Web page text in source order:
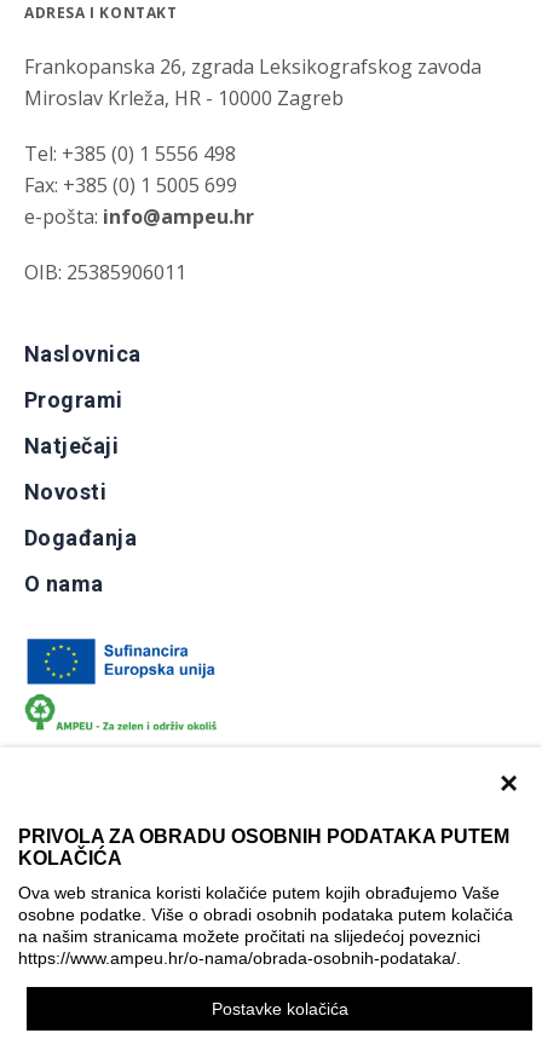
×
PRIVOLA ZA OBRADU OSOBNIH PODATAKA PUTEM
KOLAČIĆA
Ova web stranica koristi kolačiće putem kojih obrađujemo Vaše
osobne podatke. Više o obradi osobnih podataka putem kolačića
na našim stranicama možete pročitati na slijedećoj poveznici
https://www.ampeu.hr/o-nama/obrada-osobnih-podataka/
Postavke kolačića
ADRESA I KONTAKT
Frankopanska 26, zgrada Leksikografskog zavoda
Miroslav Krleža, HR - 10000 Zagreb
Tel: +385 (0) 1 5556 498
Fax: +385 (0) 1 5005 699
e-pošta: info@ampeu.hr
OIB: 25385906011
Naslovnica
Programi
Natječaji
Novosti
Događanja
O nama
Izjava o pristupačnosti
Politika korištenja kolačića
Postavke kolačića
Ova mrežna stranica je ostvarena uz financijsku potporu